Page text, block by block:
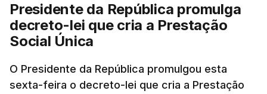
Presidente da República promulga
decreto-lei que cria a Prestação
Social Única
O Presidente da República promulgou esta
sexta-feira o decreto-lei que cria a Prestação